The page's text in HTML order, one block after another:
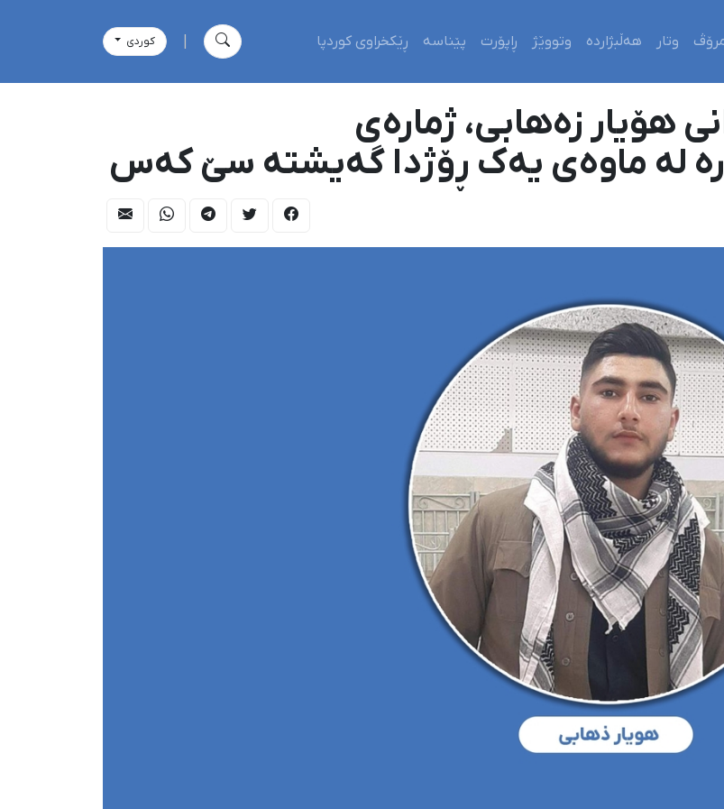
وتار هەڵبژاردە وتووێژ ڕاپۆرت پێناسە ڕێکخراوی کوردپا كوردی
هۆیار زەهابی، ژمارەی
لە ماوەی یەک ڕۆژدا گەیشتە سێ کەس